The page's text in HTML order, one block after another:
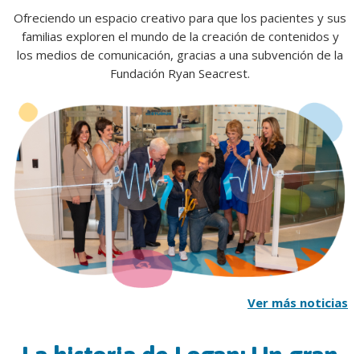
Ofreciendo un espacio creativo para que los pacientes y sus
familias exploren el mundo de la creación de contenidos y
los medios de comunicación, gracias a una subvención de la
Fundación Ryan Seacrest.
Ver más noticias